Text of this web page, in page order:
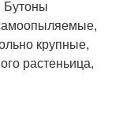
Бутоны
крупные,
растеньица,